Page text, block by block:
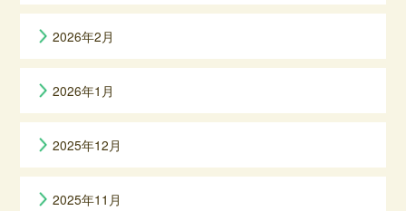
2026年2月
2026年1月
2025年12月
2025年11月